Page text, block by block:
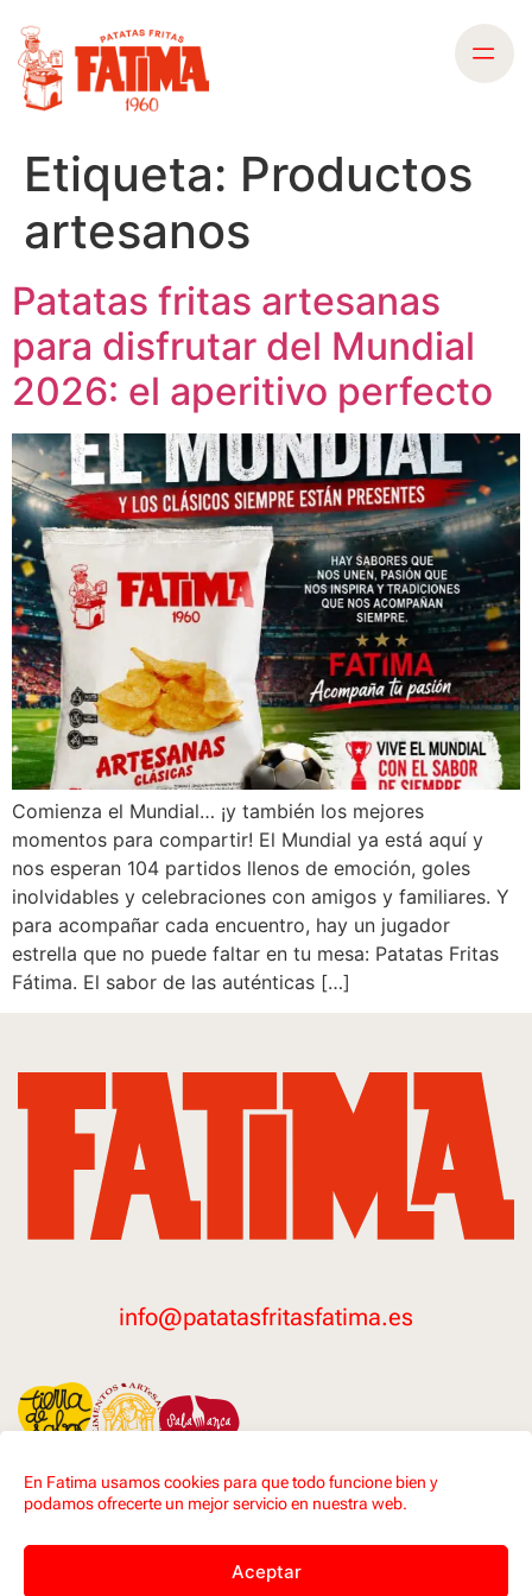
En Fatima usamos cookies para que todo funcione bien y
podamos ofrecerte un mejor servicio en nuestra web.
Aceptar
Etiqueta: Productos
artesanos
Patatas fritas artesanas
para disfrutar del Mundial
2026: el aperitivo perfecto
Comienza el Mundial… ¡y también los mejores
momentos para compartir! El Mundial ya está aquí y
nos esperan 104 partidos llenos de emoción, goles
inolvidables y celebraciones con amigos y familiares. Y
para acompañar cada encuentro, hay un jugador
estrella que no puede faltar en tu mesa: Patatas Fritas
Fátima. El sabor de las auténticas […]
info@patatasfritasfatima.es
FACEBOOK INSTAGRAM